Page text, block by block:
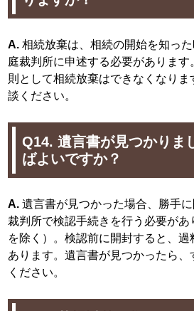
A. 相続放棄は、相続の開始を知っ
庭裁判所に申述する必要がありま
則として相続放棄はできなくなり
談ください。
Q14. 遺言書が見つかりま
ばよいですか？
A. 遺言書が見つかった場合、勝手
裁判所で検認手続きを行う必要が
を除く）。検認前に開封すると、
あります。遺言書が見つかったら
ください。